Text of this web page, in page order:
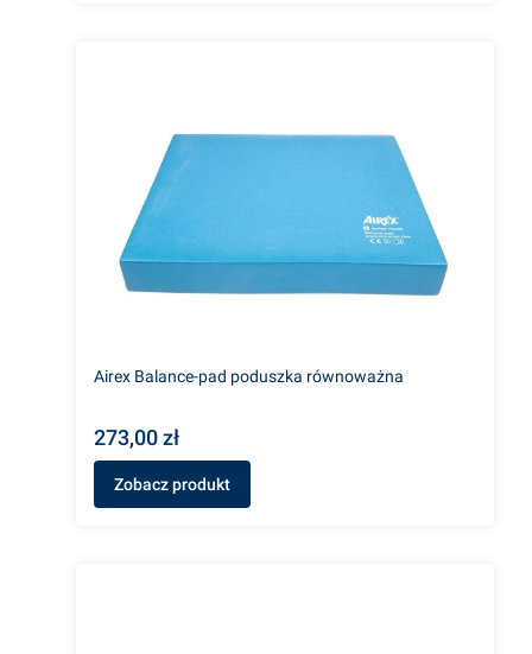
Airex Balance-pad poduszka równoważna
273,00 zł
Zobacz produkt